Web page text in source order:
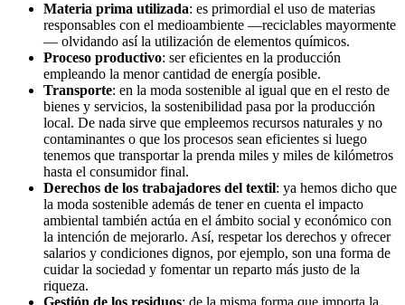
Materia prima utilizada: es primordial el uso de materias
responsables con el medioambiente —reciclables mayormente
— olvidando así la utilización de elementos químicos.
Proceso productivo: ser eficientes en la producción
empleando la menor cantidad de energía posible.
Transporte: en la moda sostenible al igual que en el resto de
bienes y servicios, la sostenibilidad pasa por la producción
local. De nada sirve que empleemos recursos naturales y no
contaminantes o que los procesos sean eficientes si luego
tenemos que transportar la prenda miles y miles de kilómetros
hasta el consumidor final.
Derechos de los trabajadores del textil: ya hemos dicho que
la moda sostenible además de tener en cuenta el impacto
ambiental también actúa en el ámbito social y económico con
la intención de mejorarlo. Así, respetar los derechos y ofrecer
salarios y condiciones dignos, por ejemplo, son una forma de
cuidar la sociedad y fomentar un reparto más justo de la
riqueza.